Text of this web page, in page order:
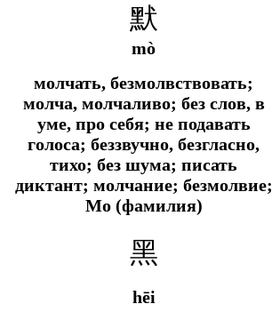
默
mò
молчать, безмолвствовать;
молча, молчаливо; без слов, в
уме, про себя; не подавать
голоса; беззвучно, безгласно,
тихо; без шума; писать
диктант; молчание; безмолвие;
Мо (фамилия)
黑
hēi